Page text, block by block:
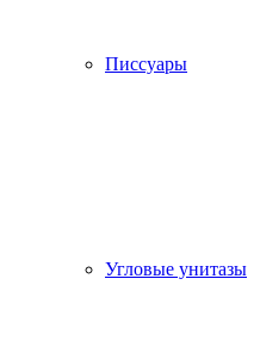
Писсуары
Угловые унитазы